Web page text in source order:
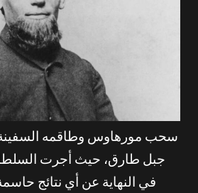
سحب مورهاوس وطاقمه السفينة
جبل طارق، حيث أجرت
في النهاية عن أي نتائج